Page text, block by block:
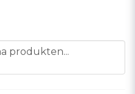
produkten...